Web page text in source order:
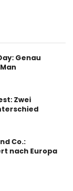
Genau
Zwei
Co.:
nach Europa